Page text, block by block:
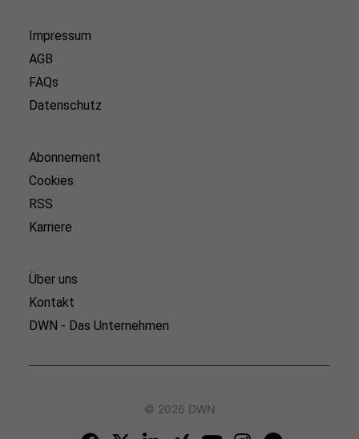
Impressum
AGB
FAQs
Datenschutz
Abonnement
Cookies
RSS
Karriere
Über uns
Kontakt
DWN - Das Unternehmen
© 2026 DWN